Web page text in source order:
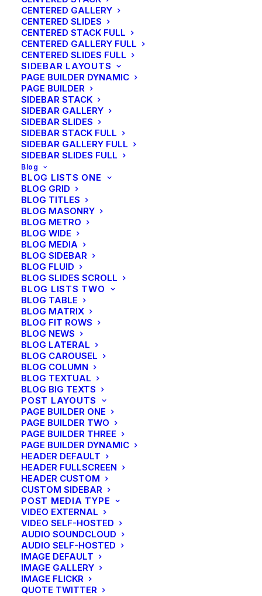
CENTERED GALLERY
CENTERED SLIDES
CENTERED STACK FULL
CENTERED GALLERY FULL
CENTERED SLIDES FULL
SIDEBAR LAYOUTS
PAGE BUILDER DYNAMIC
PAGE BUILDER
SIDEBAR STACK
SIDEBAR GALLERY
SIDEBAR SLIDES
SIDEBAR STACK FULL
SIDEBAR GALLERY FULL
SIDEBAR SLIDES FULL
Blog
BLOG LISTS ONE
BLOG GRID
BLOG TITLES
BLOG MASONRY
BLOG METRO
BLOG WIDE
BLOG MEDIA
BLOG SIDEBAR
BLOG FLUID
BLOG SLIDES SCROLL
BLOG LISTS TWO
BLOG TABLE
BLOG MATRIX
BLOG FIT ROWS
BLOG NEWS
BLOG LATERAL
BLOG CAROUSEL
BLOG COLUMN
BLOG TEXTUAL
BLOG BIG TEXTS
POST LAYOUTS
PAGE BUILDER ONE
PAGE BUILDER TWO
PAGE BUILDER THREE
PAGE BUILDER DYNAMIC
HEADER DEFAULT
HEADER FULLSCREEN
HEADER CUSTOM
CUSTOM SIDEBAR
POST MEDIA TYPE
VIDEO EXTERNAL
VIDEO SELF-HOSTED
AUDIO SOUNDCLOUD
AUDIO SELF-HOSTED
IMAGE DEFAULT
IMAGE GALLERY
IMAGE FLICKR
QUOTE TWITTER
De gevechten vonden met name plaats in
Vlaanderen. Hierdoor kreeg ook
Hoensbroek meermaals te maken met
inkwartiering van regimenten op weg naar
of terugkerend van het strijdtoneel.
Als onderdeel van het Lüneburgse leger,
doorkruiste Joannes Georgius Ottermann,
regelmatig deze streek. Tijdens een
winterkwartier in Luik ontmoette Joannes
Georgius zijn toekomstige vrouw Maria
Borguet. Na afloop van de 9-jarige oorlog
werden vele regimenten van het leger
opgeheven. Het echtpaar Ottermann-
Borguet vestigde zich in Hoensbroek.
In1698kochten ze hier een 'huis, tuin en
weide' op de 'Aeckerstraet'. Het begin van
een eeuwen durend 'huwelijk' tussen
Hoensbroek en de familie Ottermann.
Joannes Georgius ging, in het slechts 700
inwoners tellende, lieflijke dorp, aan de slag
als smid.